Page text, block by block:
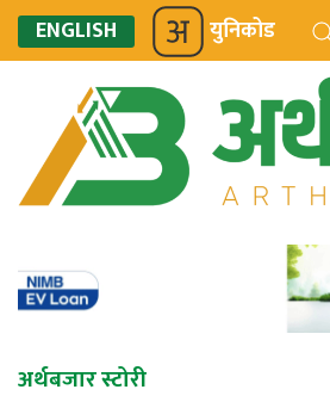
ENGLISH युनिकोड
अर्थबजार स्टोरी